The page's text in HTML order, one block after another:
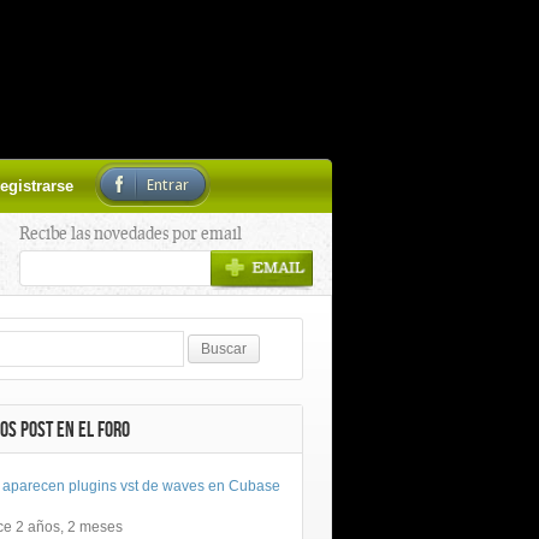
Entrar
Recibe las novedades por email
POST EN EL FORO
aparecen plugins vst de waves en Cubase
2 años, 2 meses